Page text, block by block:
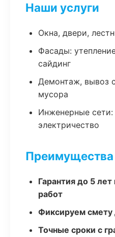
Наши услуги
Окна, двери,
Фасады:
сайдинг
Демонтаж, вывоз
мусора
Инженерные сети:
электричество
Гарантия до 5
работ
Фиксируем смету
Точные сроки с